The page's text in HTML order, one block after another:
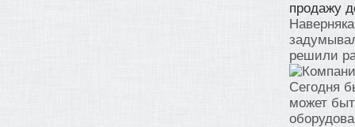
продажу
решили
Сегодня
может